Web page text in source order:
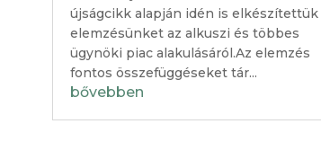
újságcikk alapján idén is elkészítettük
elemzésünket az alkuszi és többes
ügynöki piac alakulásáról.Az elemzés
fontos összefüggéseket tár...
bővebben